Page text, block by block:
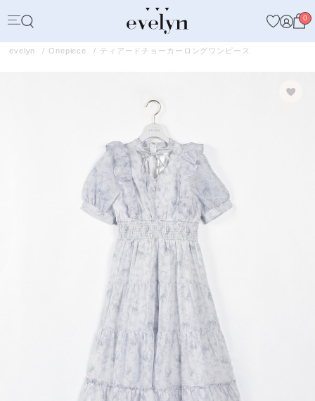
0
evelyn Onepiece ティアードチョーカーロングワンピース